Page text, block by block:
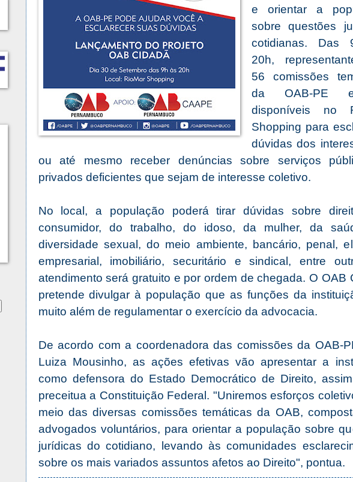
e orientar a
sobre questões
cotidianas. Das
20h,
56 comissões
da OAB-PE
disponíveis no
Shopping para
dúvidas dos
ou até mesmo receber denúncias sobre serviços
privados deficientes que sejam de interesse coletivo.
No local, a população poderá tirar dúvidas sobre
consumidor, do trabalho, do idoso, da mulher, da
diversidade sexual, do meio ambiente, bancário, penal,
empresarial, imobiliário, securitário e sindical, entre
atendimento será gratuito e por ordem de chegada. O OAB
pretende divulgar à população que as funções da
muito além de regulamentar o exercício da advocacia.
De acordo com a coordenadora das comissões da OAB-
Luiza Mousinho, as ações efetivas vão apresentar a
como defensora do Estado Democrático de Direito,
preceitua a Constituição Federal. "Uniremos esforços
meio das diversas comissões temáticas da OAB,
advogados voluntários, para orientar a população sobre
jurídicas do cotidiano, levando às comunidades
sobre os mais variados assuntos afetos ao Direito", pontua.